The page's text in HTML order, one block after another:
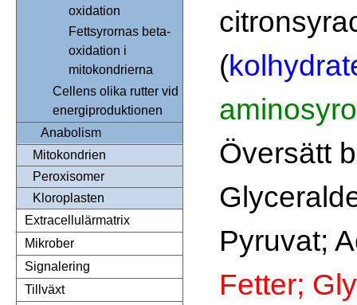
oxidation
Fettsyrornas beta-
oxidation i
mitokondrierna
Cellens olika rutter vid
energiproduktionen
Anabolism
Mitokondrien
Peroxisomer
Kloroplasten
Extracellulärmatrix
Mikrober
Signalering
Tillväxt
(
Översätt
Pyruvat;
Fetter;